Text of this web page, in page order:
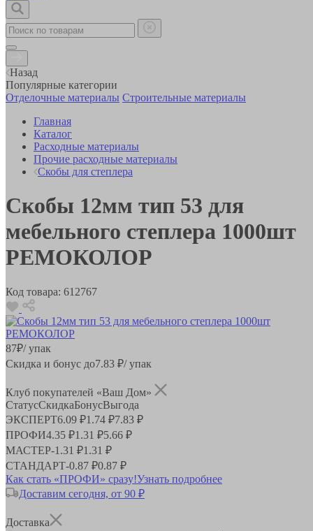
Назад
Популярные категории
Отделочные материалы Строительные материалы
Главная
Каталог
Расходные материалы
Прочие расходные материалы
Скобы для степлера
Скобы 12мм тип 53 для
мебельного степлера 1000шт
РЕМОКОЛОР
Код товара: 612767
87₽/ упак
Скидка и бонус до7.83 ₽/ упак
Клуб покупателей «Ваш Дом»
СтатусСкидкаБонусВыгода
ЭКСПЕРТ6.09 ₽1.74 ₽7.83 ₽
ПРОФИ4.35 ₽1.31 ₽5.66 ₽
МАСТЕР-1.31 ₽1.31 ₽
СТАНДАРТ-0.87 ₽0.87 ₽
Как стать «ПРОФИ» сразу!Узнать подробнее
Доставим сегодня, от 90 ₽
Доставка